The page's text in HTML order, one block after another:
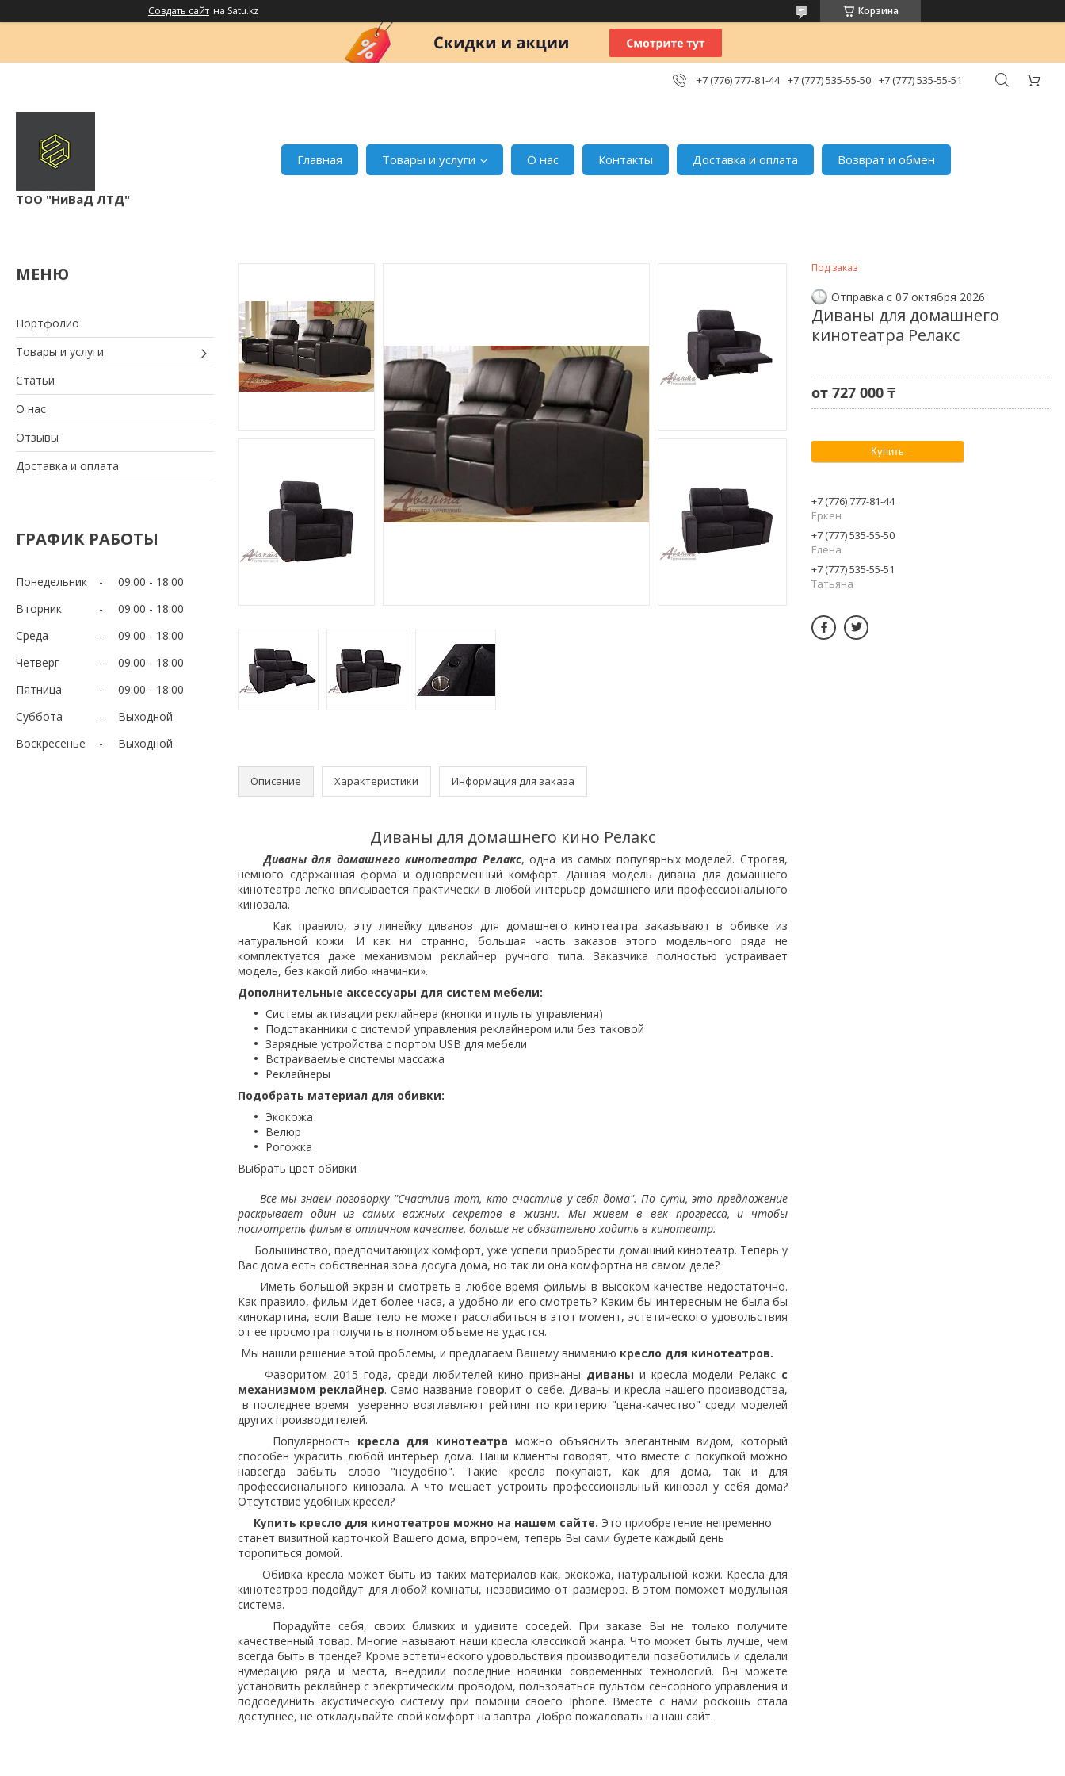
Создать сайт на Satu.kz Корзина
+7 (776) 777-81-44 +7 (777) 535-55-50 +7 (777) 535-55-51
ТОО "НиВаД ЛТД"
Главная Товары и услуги О нас Контакты Доставка и оплата Возврат и обмен
Портфолио
Товары и услуги
Статьи
О нас
Отзывы
Доставка и оплата
ГРАФИК РАБОТЫ
Понедельник 09:00
18:00
Вторник
09:00
18:00
Среда
09:00
18:00
Четверг
09:00
18:00
Пятница
09:00
18:00
Суббота
Выходной
Воскресенье
Выходной
Описание Характеристики Информация для заказа
Диваны для домашнего кино Релакс
Диваны для домашнего кинотеатра Релакс, одна из самых популярных моделей. Строгая,
немного сдержанная форма и одновременный комфорт. Данная модель дивана для домашнего
кинотеатра легко вписывается практически в любой интерьер домашнего или профессионального
кинозала.
Как правило, эту линейку диванов для домашнего кинотеатра заказывают в обивке из
натуральной кожи. И как ни странно, большая часть заказов этого модельного ряда не
комплектуется даже механизмом реклайнер ручного типа. Заказчика полностью устраивает
модель, без какой либо «начинки».
Дополнительные аксессуары для систем мебели:
Системы активации реклайнера (кнопки и пульты управления)
Подстаканники с системой управления реклайнером или без таковой
Зарядные устройства с портом USB для мебели
Встраиваемые системы массажа
Реклайнеры
Подобрать материал для обивки:
Экокожа
Велюр
Рогожка
Выбрать цвет обивки
Все мы знаем поговорку "Счастлив тот, кто счастлив у себя дома". По сути, это предложение
раскрывает один из самых важных секретов в жизни. Мы живем в век прогресса, и чтобы
посмотреть фильм в отличном качестве, больше не обязательно ходить в кинотеатр.
Большинство, предпочитающих комфорт, уже успели приобрести домашний кинотеатр. Теперь у
Вас дома есть собственная зона досуга дома, но так ли она комфортна на самом деле?
Иметь большой экран и смотреть в любое время фильмы в высоком качестве недостаточно.
Как правило, фильм идет более часа, а удобно ли его смотреть? Каким бы интересным не была бы
кинокартина, если Ваше тело не может расслабиться в этот момент, эстетического удовольствия
от ее просмотра получить в полном объеме не удастся.
Мы нашли решение этой проблемы, и предлагаем Вашему вниманию кресло для кинотеатров.
Фаворитом 2015 года, среди любителей кино признаны диваны и кресла модели Релакс с
механизмом реклайнер. Само название говорит о себе. Диваны и кресла нашего производства,
в последнее время уверенно возглавляют рейтинг по критерию "цена-качество" среди моделей
других производителей.
Популярность кресла для кинотеатра можно объяснить элегантным видом, который
способен украсить любой интерьер дома. Наши клиенты говорят, что вместе с покупкой можно
навсегда забыть слово "неудобно". Такие кресла покупают, как для дома, так и для
профессионального кинозала. А что мешает устроить профессиональный кинозал у себя дома?
Отсутствие удобных кресел?
Купить кресло для кинотеатров можно на нашем сайте. Это приобретение непременно
станет визитной карточкой Вашего дома, впрочем, теперь Вы сами будете каждый день
торопиться домой.
Обивка кресла может быть из таких материалов как, экокожа, натуральной кожи. Кресла для
кинотеатров подойдут для любой комнаты, независимо от размеров. В этом поможет модульная
система.
Порадуйте себя, своих близких и удивите соседей. При заказе Вы не только получите
качественный товар. Многие называют наши кресла классикой жанра. Что может быть лучше, чем
всегда быть в тренде? Кроме эстетического удовольствия производители позаботились и сделали
нумерацию ряда и места, внедрили последние новинки современных технологий. Вы можете
установить реклайнер с элекртическим проводом, пользоваться пультом сенсорного управления и
подсоединить акустическую систему при помощи своего Iphone. Вместе с нами роскошь стала
доступнее, не откладывайте свой комфорт на завтра. Добро пожаловать на наш сайт.
Под заказ
Отправка с 07 октября 2026
Диваны для домашнего
кинотеатра Релакс
от 727 000 ₸
Купить
+7 (776) 777-81-44
Еркен
+7 (777) 535-55-50
Елена
+7 (777) 535-55-51
Татьяна